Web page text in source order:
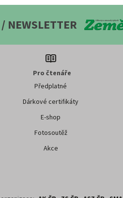
NEWSLETTER
Pro čtenáře
Předplatné
Dárkové certifikáty
E-shop
Fotosoutěž
Akce